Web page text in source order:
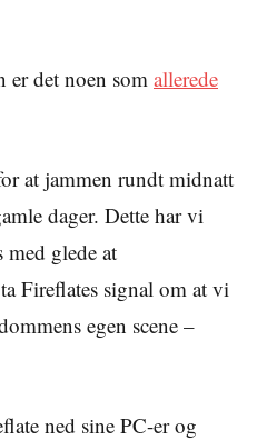
er det noen som allerede
at jammen rundt midnatt
dager. Dette har vi
med glede at
Fireflates signal om at vi
egen scene –
ned sine PC-er og